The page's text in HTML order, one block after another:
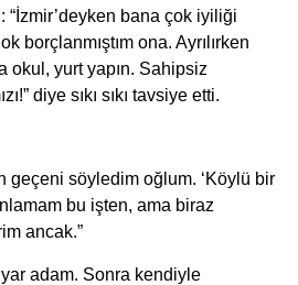
“İzmir’deyken bana çok iyiliği
borçlanmıştım ona. Ayrılırken
okul, yurt yapın. Sahipsiz
diye sıkı sıkı tavsiye etti.
geçeni söyledim oğlum. ‘Köylü bir
bu işten, ama biraz
ancak.”
adam. Sonra kendiyle